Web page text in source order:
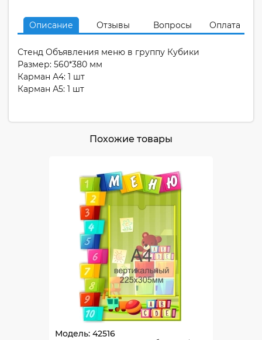
Описание Отзывы Вопросы Оплата
Стенд Объявления меню в группу Кубики
Размер: 560*380 мм
Карман А4: 1 шт
Карман А5: 1 шт
Похожие товары
Модель: 42516